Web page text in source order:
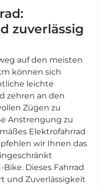
zuverlässig
auf den meisten
können sich
leichte
zehren an den
Zügen zu
Anstrengung zu
Elektrofahrrad
wir Ihnen das
Dieses Fahrrad
und Zuverlässigkeit